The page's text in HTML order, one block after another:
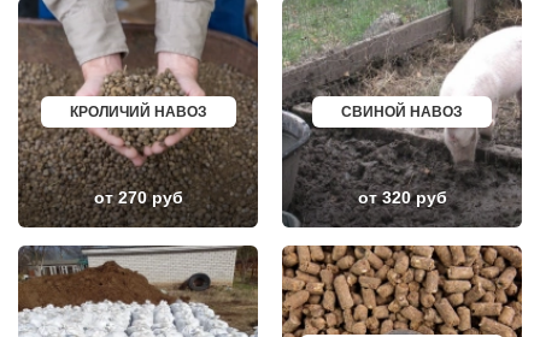
ОБОЛЕНСК
ОБУХОВО
ОДИНЦОВО
ОЖЕРЕЛЬЕ
ОКТЯБРЬСКИЙ
ОПАЛИХА
ОРЕХОВО-ЗУЕВО
ОСТРОВЦЫ
ПАВЛОВСКАЯ СЛОБОДА
ПАВЛОВСКИЙ ПОСАД
ПЕНИНО
ПЕРВОМАЙСКОЕ
ПЕСКИ
ПИРОГОВСКИЙ
ПОВАРОВО
ПОДОЛЬСК
КУРЧАТОВ
УГЛИЧ
ШЕБЕКИНО
БЕЛОВО
СОКОЛ
ОЗЕРСК
ОКТЯБРЬСК
КИМРЫ
КОТЛАС
УСТЬ ИЛИМСК
ШАДРИНСК
ДАНКОВ
ВЯЗНИКИ
ГОРОДЕЦ
САСОВО
СУХОЙ ЛОГ
КРОЛИЧИЙ НАВОЗ
от 270 руб
СВИНОЙ НАВОЗ
от 320 руб